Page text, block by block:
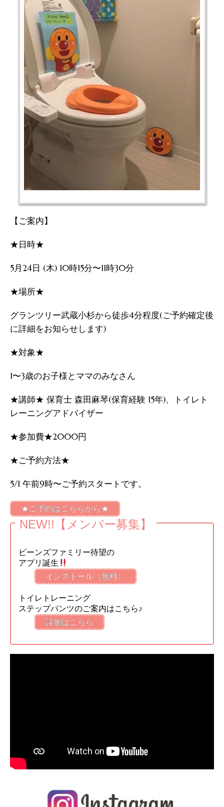
【ご案内】
★日時★
5月24日 (木) 10時15分〜11時30分
★場所★
グランツリー武蔵小杉から徒歩4分程度(ご予約確定後
に詳細をお知らせします)
★対象★
1〜3歳のお子様とママのみなさん
★講師★ 保育士 森田麻琴(保育経験 15年)、トイレト
レーニングアドバイザー
★参加費★2000円
★ご予約方法★
5/1 午前9時〜ご予約スタートです。
★ご予約はこちらから★
NEW!!【メンバー募集】
ビーンズファミリー待望の
アプリ誕生
インストール（無料）
トイレトレーニング
ステップパンツのご案内はこちら♪
詳細はこちら